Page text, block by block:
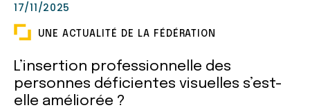
L’insertion professionnelle des
personnes déficientes visuelles s’est-
elle améliorée ?
17/11/2025
UNE ACTUALITÉ DE LA FÉDÉRATION